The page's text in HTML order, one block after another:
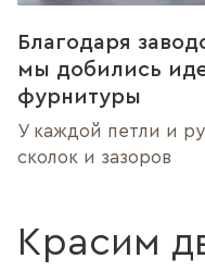
Благодаря
мы добились
фурнитуры
У каждой петли и
сколок и зазоров
Красим